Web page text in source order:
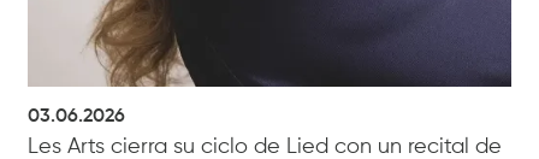
03.06.2026
Les Arts cierra su ciclo de Lied con un recital de